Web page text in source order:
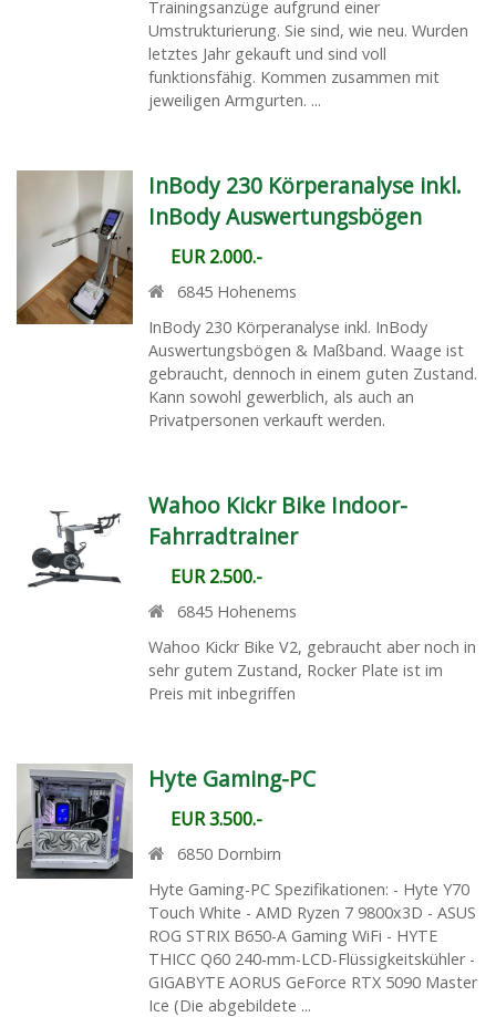
Trainingsanzüge aufgrund einer
Umstrukturierung. Sie sind, wie neu. Wurden
letztes Jahr gekauft und sind voll
funktionsfähig. Kommen zusammen mit
jeweiligen Armgurten. ...
InBody 230 Körperanalyse inkl.
InBody Auswertungsbögen
EUR 2.000.-
6845 Hohenems
InBody 230 Körperanalyse inkl. InBody
Auswertungsbögen & Maßband. Waage ist
gebraucht, dennoch in einem guten Zustand.
Kann sowohl gewerblich, als auch an
Privatpersonen verkauft werden.
Wahoo Kickr Bike Indoor-
Fahrradtrainer
EUR 2.500.-
6845 Hohenems
Wahoo Kickr Bike V2, gebraucht aber noch in
sehr gutem Zustand, Rocker Plate ist im
Preis mit inbegriffen
Hyte Gaming-PC
EUR 3.500.-
6850 Dornbirn
Hyte Gaming-PC Spezifikationen: - Hyte Y70
Touch White - AMD Ryzen 7 9800x3D - ASUS
ROG STRIX B650-A Gaming WiFi - HYTE
THICC Q60 240-mm-LCD-Flüssigkeitskühler -
GIGABYTE AORUS GeForce RTX 5090 Master
Ice (Die abgebildete ...